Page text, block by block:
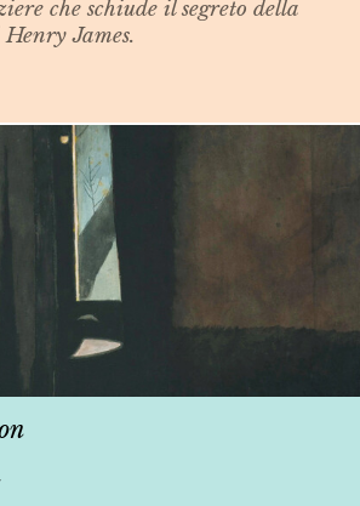
che schiude il segreto della
James.